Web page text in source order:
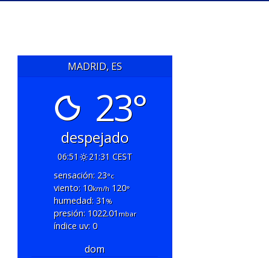
MADRID, ES
23°
despejado
06:51
21:31 CEST
sensación: 23°c
viento: 10km/h120°
humedad: 31 %
presión: 1022.01 mbar
índice uv: 0
dom